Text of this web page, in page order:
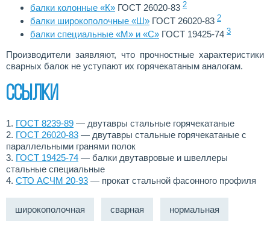
балки колонные «К» ГОСТ 26020-83 2
балки широкополочные «Ш» ГОСТ 26020-83 2
балки специальные «М» и «С» ГОСТ 19425-74 3
Производители заявляют, что прочностные характеристики
сварных балок не уступают их горячекатаным аналогам.
Ссылки
1. ГОСТ 8239-89 — двутавры стальные горячекатаные
2. ГОСТ 26020-83 — двутавры стальные горячекатаные с
параллельными гранями полок
3. ГОСТ 19425-74 — балки двутавровые и швеллеры
стальные специальные
4. СТО АСЧМ 20-93 — прокат стальной фасонного профиля
широкополочная сварная нормальная